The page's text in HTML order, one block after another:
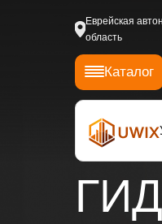
Еврейская
область
Каталог